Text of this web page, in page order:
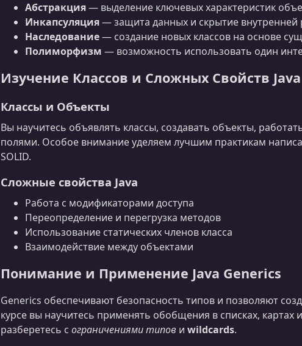
Абстракция— выделение ключевых характеристик
Инкапсуляция— защита данных и скрытие внутренней
Наследование— создание новых классов на основе
Полиморфизм — возможность использовать один
Изучение Классов и Сложных Свойств Java
Классы и Объекты
Вы научитесь объявлять классы, создавать объекты,
полями. Особое внимание уделяем лучшим практикам
SOLID.
Сложные свойства Java
Работа с модификаторами доступа
Переопределение и перегрузка методов
Использование статических членов класса
Взаимодействие между объектами
Понимание и Применение Java Generics
Generics обеспечивают безопасность типов и позволяют
курсе вы научитесь применять обобщения в списках, картах
разберетесь с ограничениями типов и wildcards.